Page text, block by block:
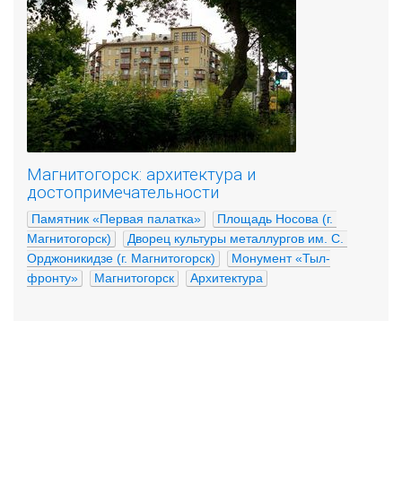
Магнитогорск: архитектура и
достопримечательности
Памятник «Первая палатка»
Площадь Носова (г.
Магнитогорск)
Дворец культуры металлургов им. С.
Орджоникидзе (г. Магнитогорск)
Монумент «Тыл-
фронту»
Магнитогорск Архитектура